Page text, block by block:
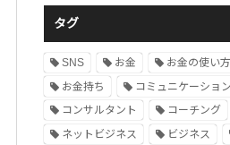
タグ
SNS お金
お金の使い方
お金持ち
コミュニケーション
コンサルタント
コーチング
ネットビジネス
ビジネス